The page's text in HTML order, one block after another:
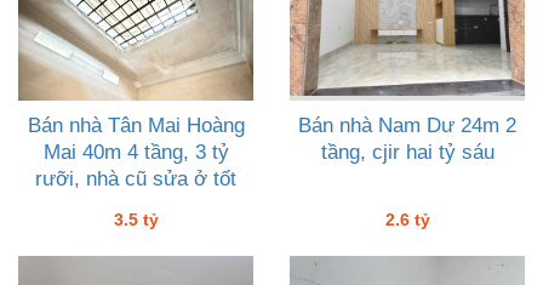
Bán nhà Tân Mai Hoàng
Mai 40m 4 tầng, 3 tỷ
rưỡi, nhà cũ sửa ở tốt
3.5 tỷ
Bán nhà Nam Dư 24m 2
tầng, cjir hai tỷ sáu
2.6 tỷ